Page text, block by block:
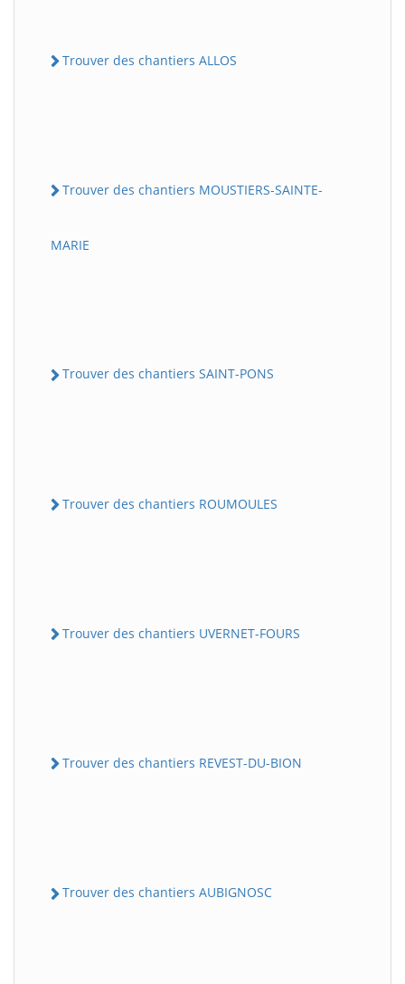
Trouver des chantiers ALLOS
Trouver des chantiers MOUSTIERS-SAINTE-
MARIE
Trouver des chantiers SAINT-PONS
Trouver des chantiers ROUMOULES
Trouver des chantiers UVERNET-FOURS
Trouver des chantiers REVEST-DU-BION
Trouver des chantiers AUBIGNOSC